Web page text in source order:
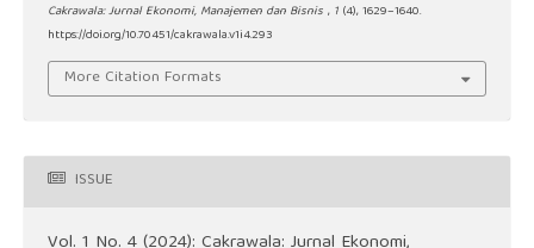
Cakrawala: Jurnal Ekonomi, Manajemen dan Bisnis , 1 (4), 1629–1640.
https://doi.org/10.70451/cakrawala.v1i4.293
More Citation Formats
ISSUE